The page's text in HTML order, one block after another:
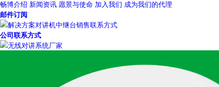
畅博介绍 新闻资讯 愿景与使命 加入我们 成为我们的代理
邮件订阅
公司联系方式